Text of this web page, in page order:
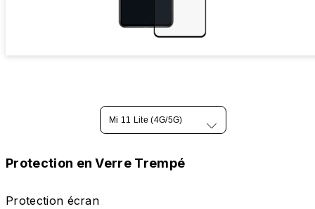
Mi 11 Lite (4G/5G)
Protection en Verre Trempé
Protection écran